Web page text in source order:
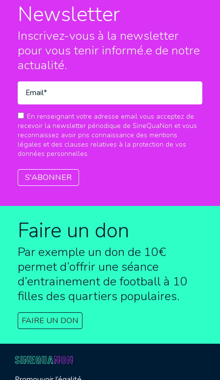
Newsletter
Inscrivez-vous à la newsletter
pour vous tenir informé.e de notre
actualité.
En renseignant votre adresse email vous acceptez de
recevoir la newsletter périodique de SineQuaNon et vous
reconnaissez avoir pris connaissance des mentions
légales et des clauses relatives à la protection de vos
données personnelles.
Faire un don
Par exemple un don de 10€
permet d’offrir une séance
d’entrainement de football à 10
filles des quartiers populaires.
FAIRE UN DON